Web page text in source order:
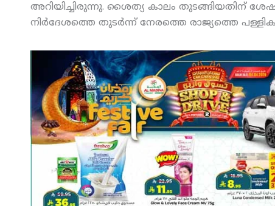
അറിയിച്ചിരുന്നു. ശൈത്യ കാലം തുടങ്ങിയതിന് ശേഷം
നിര്‍ദേശത്തെ തുടര്‍ന്ന് നേരത്തെ രാജ്യത്തെ